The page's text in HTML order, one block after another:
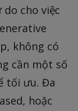
cho việc
không có
cần một số
tối ưu. Đa
hoặc